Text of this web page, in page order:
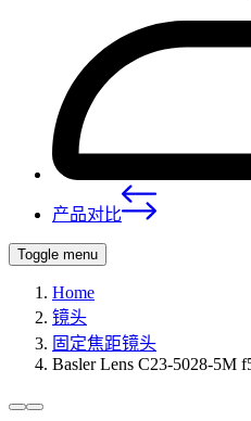
产品对比
Toggle menu
Home
镜头
固定焦距镜头
Basler Lens C23-5028-5M